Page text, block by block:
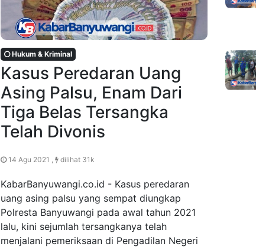
Hukum & Kriminal
Kasus Peredaran Uang
Asing Palsu, Enam Dari
Tiga Belas Tersangka
Telah Divonis
14 Agu 2021 , dilihat 31k
KabarBanyuwangi.co.id - Kasus peredaran
uang asing palsu yang sempat diungkap
Polresta Banyuwangi pada awal tahun 2021
lalu, kini sejumlah tersangkanya telah
menjalani pemeriksaan di Pengadilan Negeri